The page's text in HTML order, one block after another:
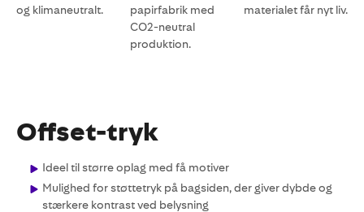
og klimaneutralt.
papirfabrik med
CO2-neutral
produktion.
materialet får nyt liv.
Offset-tryk
Ideel til større oplag med få motiver
Mulighed for støttetryk på bagsiden, der giver dybde og
stærkere kontrast ved belysning